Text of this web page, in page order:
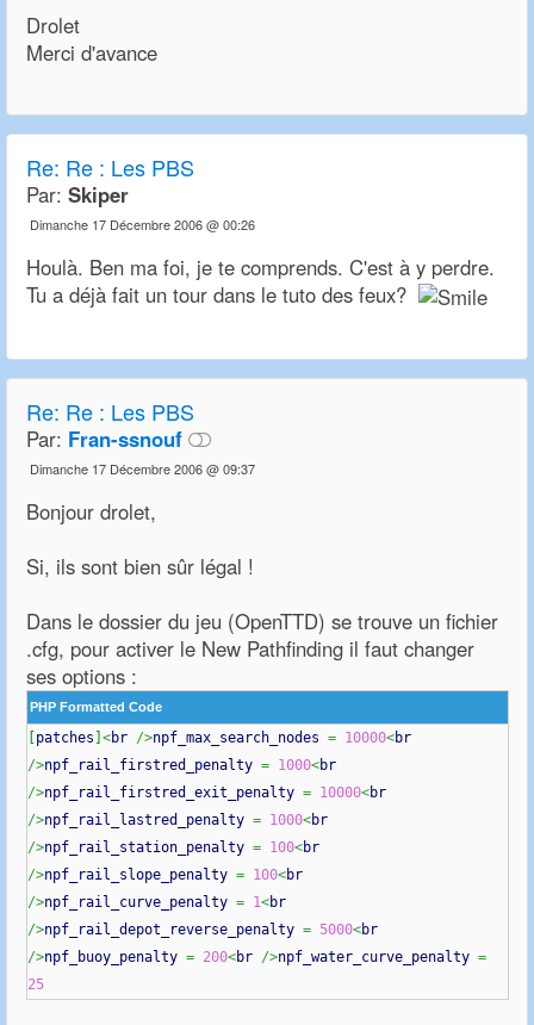
Drolet
Merci d'avance
Re: Re : Les PBS
Par: Skiper
Dimanche 17 Décembre 2006 @ 00:26
Houlà. Ben ma foi, je te comprends. C'est à y perdre.
Tu a déjà fait un tour dans le tuto des feux?
Re: Re : Les PBS
Par: Fran-ssnouf
Dimanche 17 Décembre 2006 @ 09:37
Bonjour drolet,
Si, ils sont bien sûr légal !
Dans le dossier du jeu (OpenTTD) se trouve un fichier
.cfg, pour activer le New Pathfinding il faut changer
ses options :
PHP Formatted Code
patches <br />npf_max_search_nodes = 10000<br
/>npf_rail_firstred_penalty = 1000<br
/>npf_rail_firstred_exit_penalty = 10000<br
/>npf_rail_lastred_penalty = 1000<br
/>npf_rail_station_penalty = 100<br
/>npf_rail_slope_penalty = 100<br
/>npf_rail_curve_penalty = 1<br
/>npf_rail_depot_reverse_penalty = 5000<br
/>npf_buoy_penalty = 200<br />npf_water_curve_penalty =
25